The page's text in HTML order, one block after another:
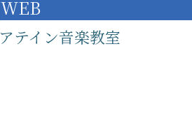
WEB
アテイン音楽教室